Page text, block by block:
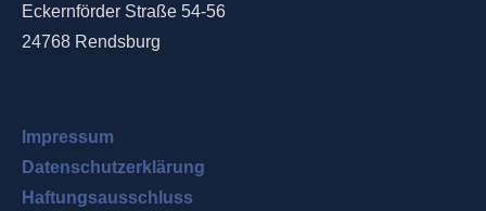
Eckernförder Straße 54-56
24768 Rendsburg
Impressum
Datenschutzerklärung
Haftungsausschluss